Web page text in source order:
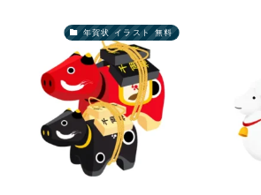
年賀状 イラスト 無料